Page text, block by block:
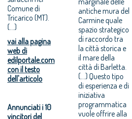
Comune di
Tricarico (MT).
(...)
vai alla pagina
web di
edilportale.com
con il testo
dell'articolo
Annunciati i 10
vincitori del
antiche mura del
Carmine quale
spazio strategico
di raccordo tra
la città storica e
il mare della
città di Barletta.
(...) Questo tipo
di esperienza e di
iniziativa
programmatica
vuole offrire alla